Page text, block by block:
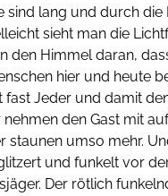
lang und durch
sieht man die
Himmel daran,
hier und heute
Jeder und damit
den Gast mit
staunen umso mehr.
und funkelt vor
Der rötlich